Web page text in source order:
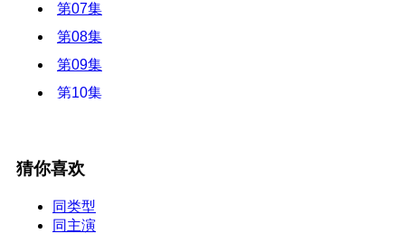
第07集
第08集
第09集
第10集
第13集
第14集
第15集
猜你喜欢
同类型
同主演